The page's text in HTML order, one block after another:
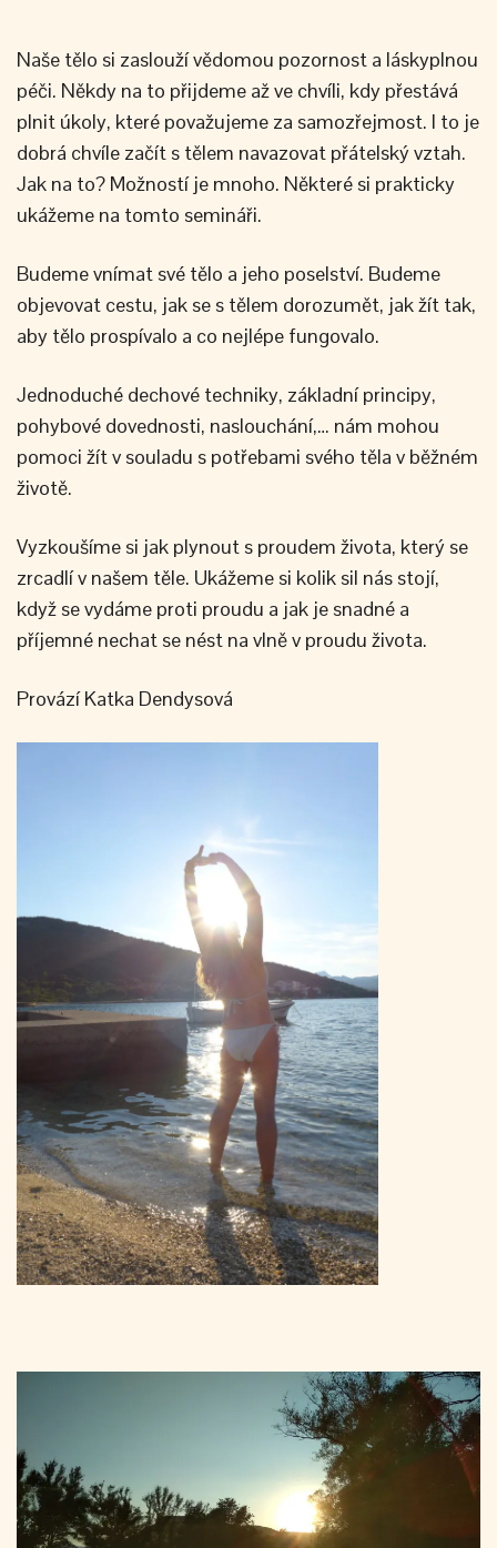
Naše tělo si zaslouží vědomou pozornost a láskyplnou
péči. Někdy na to přijdeme až ve chvíli, kdy přestává
plnit úkoly, které považujeme za samozřejmost. I to je
dobrá chvíle začít s tělem navazovat přátelský vztah.
Jak na to? Možností je mnoho. Některé si prakticky
ukážeme na tomto semináři.
Budeme vnímat své tělo a jeho poselství. Budeme
objevovat cestu, jak se s tělem dorozumět, jak žít tak,
aby tělo prospívalo a co nejlépe fungovalo.
Jednoduché dechové techniky, základní principy,
pohybové dovednosti, naslouchání,… nám mohou
pomoci žít v souladu s potřebami svého těla v běžném
životě.
Vyzkoušíme si jak plynout s proudem života, který se
zrcadlí v našem těle. Ukážeme si kolik sil nás stojí,
když se vydáme proti proudu a jak je snadné a
příjemné nechat se nést na vlně v proudu života.
Provází Katka Dendysová